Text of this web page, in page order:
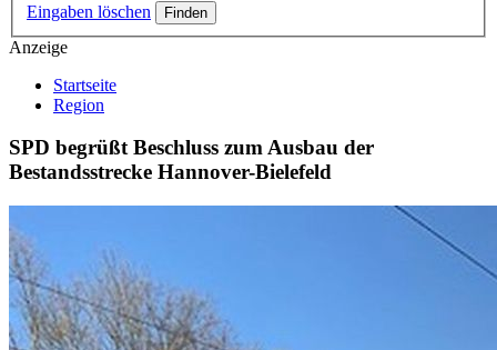
Eingaben löschen
Anzeige
Startseite
Region
SPD begrüßt Beschluss zum Ausbau der
Bestandsstrecke Hannover-Bielefeld